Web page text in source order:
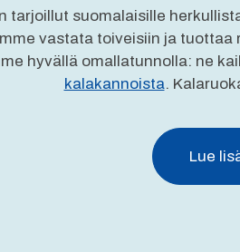
tarjoillut suomalaisille
vastata toiveisiin ja
hyvällä omallatunnolla: ne
kalakannoista.
Lue